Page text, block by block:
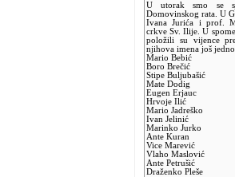
U utorak smo se
Domovinskog rata. U
Ivana Jurića i prof.
crkve Sv. Ilije. U
položili su vijence
njihova imena još
Mario Bebić
Boro Brečić
Stipe Buljubašić
Mate Dodig
Eugen Erjauc
Hrvoje Ilić
Mario Jadreško
Ivan Jelinić
Marinko Jurko
Ante Kuran
Vice Marević
Vlaho Maslović
Ante Petrušić
Draženko Pleše